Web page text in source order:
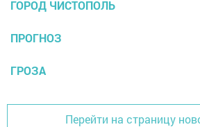
ГОРОД ЧИСТОПОЛЬ
ПРОГНОЗ
ГРОЗА
Перейти на страницу